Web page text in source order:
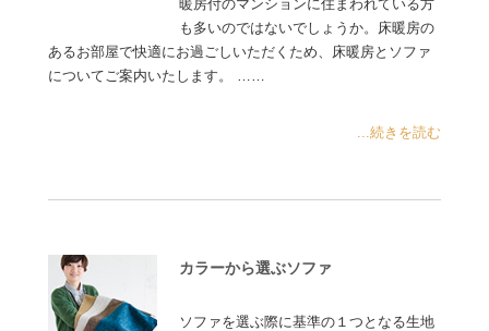
暖房付のマンションに住まわれている方
も多いのではないでしょうか。床暖房の
あるお部屋で快適にお過ごしいただくため、床暖房とソファ
についてご案内いたします。 ……
...続きを読む
カラーから選ぶソファ
ソファを選ぶ際に基準の１つとなる生地